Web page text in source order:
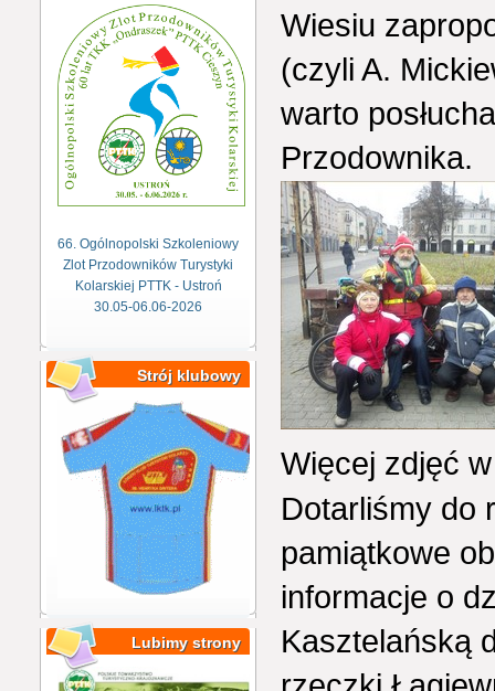
66. Ogólnopolski Szkoleniowy
Zlot Przodowników Turystyki
Kolarskiej PTTK - Ustroń
30.05-06.06-2026
Strój klubowy
Lubimy strony
Wiesiu
(czyli A.
warto
Przodownika.
Więcej zdjęć
Dotarliśmy do
pamiątkowe
informacje o
Kasztelańską